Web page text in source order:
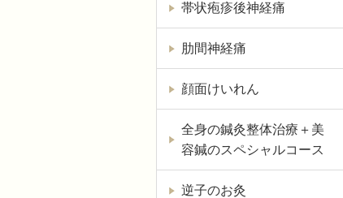
帯状疱疹後神経痛
肋間神経痛
顔面けいれん
全身の鍼灸整体治療＋美
容鍼のスペシャルコース
逆子のお灸